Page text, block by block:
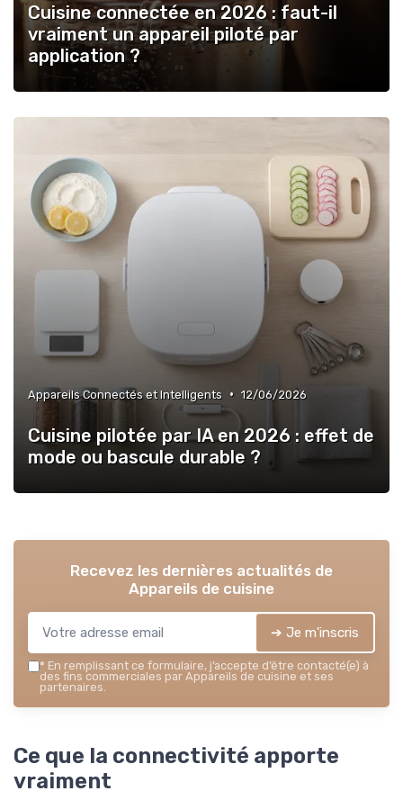
Cuisine connectée en 2026 : faut-il
vraiment un appareil piloté par
application ?
Appareils Connectés et Intelligents • 12/06/2026
Cuisine pilotée par IA en 2026 : effet de
mode ou bascule durable ?
Recevez les dernières actualités de
Appareils de cuisine
➔ Je m'inscris
* En remplissant ce formulaire, j’accepte d’être contacté(e) à
des fins commerciales par Appareils de cuisine et ses
partenaires.
Ce que la connectivité apporte
vraiment